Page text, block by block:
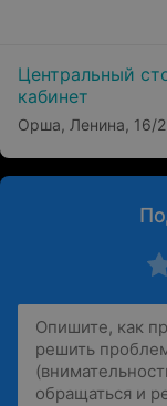
Центральный
кабинет
Орша, Ленина, 16/2